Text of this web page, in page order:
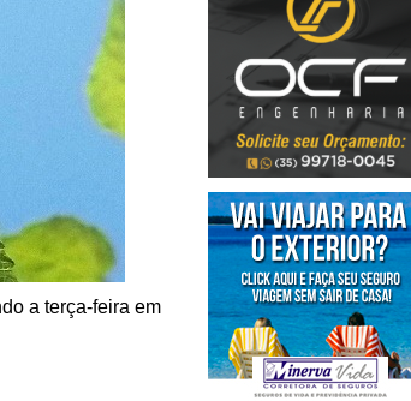
a terça-feira em